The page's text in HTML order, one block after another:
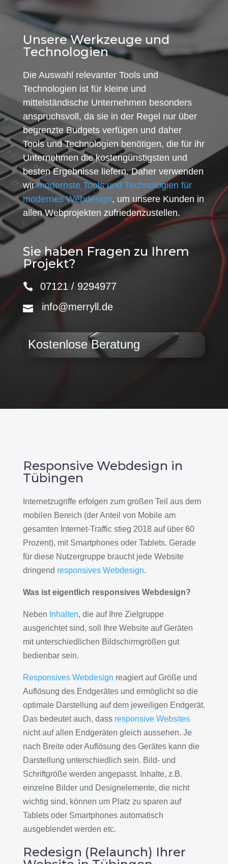
Unsere Werkzeuge und
Technologien
Die Auswahl relevanter Tools und
Technologien ist für kleine und
mittelständische Unternehmen besonders
anspruchsvoll, da sie in der Regel nur über
begrenzte Budgets verfügen und daher
Tools und Technologien benötigen, die für ihr
Unternehmen die kostengünstigsten und
besten Ergebnisse liefern. Daher verwenden
wirmodernste Tools und Technologien für
modernes Webdesign, um unsere Kunden in
allen Webprojekten zufriedenzustellen.
Sie haben Fragen zu Ihrem
Projekt?
07121 / 9294977
info@merryll.de
Kostenlose Beratung
Responsive Webdesign in
Tübingen
Internetzugriffe erfolgen zum großen Teil aus dem
mobilen Bereich (der Anteil von Mobile am
gesamten Internet-Traffic stieg 2018 auf über 60
Prozent), mit Smartphones oder Tablets. Gerade
für diese Nutzergruppe braucht jede Website
dringend responsives Webdesign.
Was ist eigentlich responsives Webdesign?
Neben Inhalten, die auf Ihre Zielgruppe
ausgerichtet sind, soll Ihre Website auf Geräten
mit unterschiedlichen Bildschirmgrößen gut
bedienbar sein.
Responsives Webdesign reagiert auf Größe und
Auflösung des Endgerätes und ermöglicht so die
optimale Darstellung auf dem jeweiligen Endgerät.
Das bedeutet auch, dass responsive Websites
nicht auf allen Endgeräten gleich aussehen. Je
nach Breite oder Auflösung des Gerätes kann die
Darstellung unterschiedlich sein. Bild- und
Schriftgröße werden angepasst. Inhalte, z.B.
einzelne Bilder und Designelemente, die nicht
wichtig sind, können um Platz zu sparen auf
Tablets oder Smartphones automatisch
ausgeblendet werden etc.
Redesign (Relaunch) Ihrer